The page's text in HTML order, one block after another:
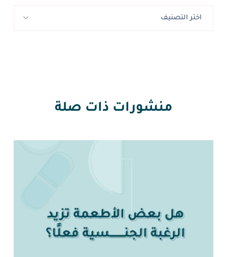
اختر التصنيف
منشورات ذات صلة